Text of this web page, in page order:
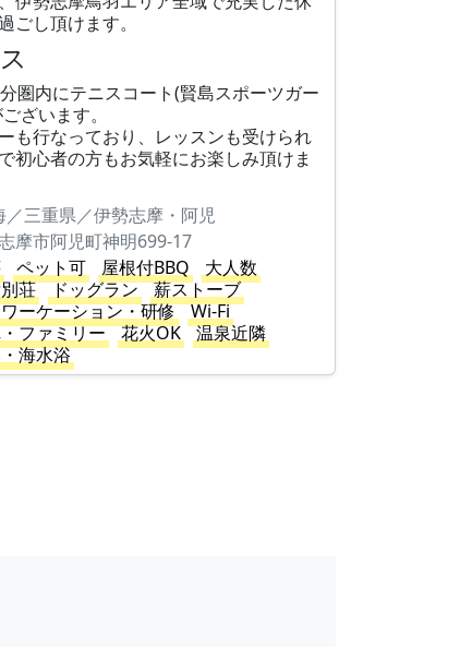
ごし頂けます。
圏内にテニスコート(賢島スポーツガー
ざいます。
も行なっており、レッスンも受けられ
初心者の方もお気軽にお楽しみ頂けま
／三重県／伊勢志摩・阿児
摩市阿児町神明699-17
ペット可 屋根付BBQ
大人数
荘
ドッグラン
薪ストーブ
ーケーション・研修
Wi-Fi
ファミリー
花火OK
温泉近隣
海水浴